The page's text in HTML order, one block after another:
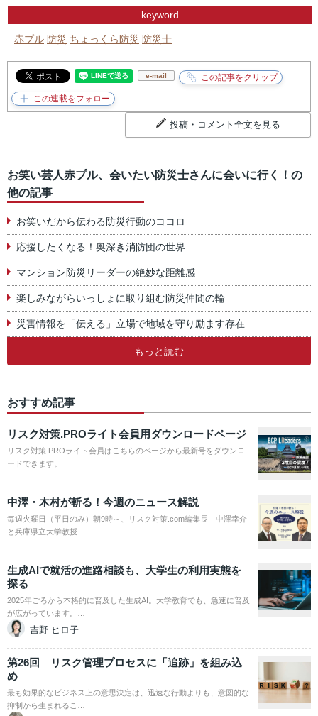
keyword
赤プル 防災 ちょっくら防災 防災士
e-mail
投稿・コメント全文を見る
お笑い芸人赤プル、会いたい防災士さんに会いに行く！の
他の記事
お笑いだから伝わる防災行動のココロ
応援したくなる！奥深き消防団の世界
マンション防災リーダーの絶妙な距離感
楽しみながらいっしょに取り組む防災仲間の輪
災害情報を「伝える」立場で地域を守り励ます存在
もっと読む
おすすめ記事
リスク対策.PROライト会員用ダウンロードページ
リスク対策.PROライト会員はこちらのページから最新号をダウンロ
ードできます。
中澤・木村が斬る！今週のニュース解説
毎週火曜日（平日のみ）朝9時～、リスク対策.com編集長 中澤幸介
と兵庫県立大学教授…
生成AIで就活の進路相談も、大学生の利用実態を
探る
2025年ごろから本格的に普及した生成AI。大学教育でも、急速に普及
が広がっています。…
吉野 ヒロ子
第26回 リスク管理プロセスに「追跡」を組み込
め
最も効果的なビジネス上の意思決定は、迅速な行動よりも、意図的な
抑制から生まれるこ…